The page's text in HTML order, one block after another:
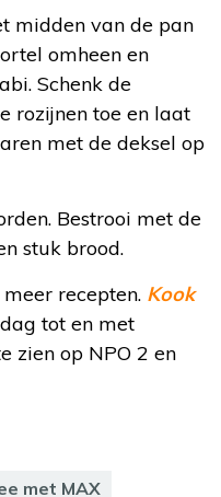
midden van de pan
omheen en
Schenk de
rozijnen toe en laat
met de deksel op
Bestrooi met de
stuk brood.
recepten. Kook
tot en met
zien op NPO 2 en
met MAX